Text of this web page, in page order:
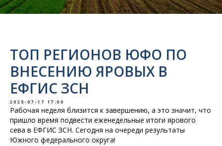
ТОП РЕГИОНОВ ЮФО ПО
ВНЕСЕНИЮ ЯРОВЫХ В
ЕФГИС ЗСН
2025-07-17 17:00
Рабочая неделя близится к завершению, а это значит, что
пришло время подвести еженедельные итоги ярового
сева в ЕФГИС ЗСН. Сегодня на очереди результаты
Южного федерального округа!